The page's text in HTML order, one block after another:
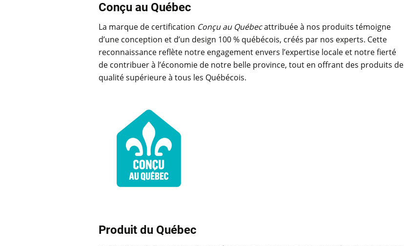
Conçu au Québec
La marque de certification Conçu au Québecattribuée à nos produits témoigne
d’une conception et d’un design 100 % québécois, créés par nos experts. Cette
reconnaissance reflète notre engagement envers l’expertise locale et notre fierté
de contribuer à l’économie de notre belle province, tout en offrant des produits de
qualité supérieure à tous les Québécois.
Produit du Québec